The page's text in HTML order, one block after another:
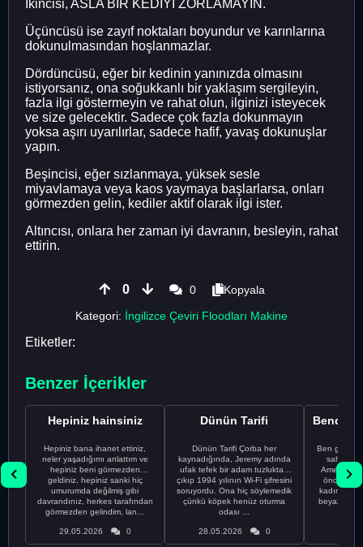
İkincisi, ASLA BİR KEDİYİ ZORLAMAYIN.
Üçüncüsü ise zayıf noktaları boyundur ve karınlarına
dokunulmasından hoşlanmazlar.
Dördüncüsü, eğer bir kedinin yanınızda olmasını
istiyorsanız, ona soğukkanlı bir yaklaşım sergileyin,
fazla ilgi göstermeyin ve rahat olun, ilginizi isteyecek
ve size gelecektir. Sadece çok fazla dokunmayın
yoksa aşırı uyarılırlar, sadece hafif, yavaş dokunuşlar
yapın.
Beşincisi, eğer sızlanmaya, yüksek sesle
miyavlamaya veya kaos yaymaya başlarlarsa, onları
görmezden gelin, kediler aktif olarak ilgi ister.
Altıncısı, onlara her zaman iyi davranın, besleyin, rahat
ettirin.
0 0
Kopyala
Kategori: İngilizce Çeviri Floodları Makine
Etiketler:
Benzer İçerikler
Hepiniz hainsiniz
Hepiniz bana ihanet ettiniz,
neler yaşadığımı anlattım ve
hepiniz beni görmezden
geldiniz, hepiniz sanki hiç
umurumda değilmiş gibi
davrandınız, herkes tarafından
görmezden gelindim, lan...
29.05.2026 0
Dünün Tarifi
Dünün Tarifi Çorba her
kaynadığında, Jeremy adında
ufak tefek bir adam tuzluktan
çıkıp 1994 yılının Wi-Fi şifresini
soruyordu. Ona hiç söylemedik
çünkü köpek henüz oturma
odası ...
28.05.2026 0
Ben gururlu
sahip
önce
kadınla
beyaz